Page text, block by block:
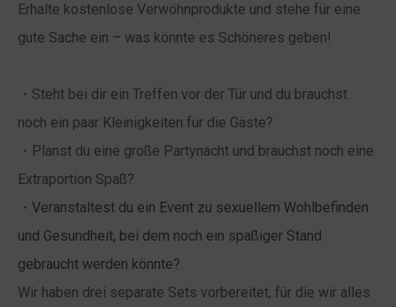
Erhalte kostenlose Verwöhnprodukte und stehe für eine
gute Sache ein – was könnte es Schöneres geben!
・Steht bei dir ein Treffen vor der Tür und du brauchst
noch ein paar Kleinigkeiten für die Gäste?
・Planst du eine große Partynacht und brauchst noch eine
Extraportion Spaß?
・Veranstaltest du ein Event zu sexuellem Wohlbefinden
und Gesundheit, bei dem noch ein spaßiger Stand
gebraucht werden könnte?
Wir haben drei separate Sets vorbereitet, für die wir alles